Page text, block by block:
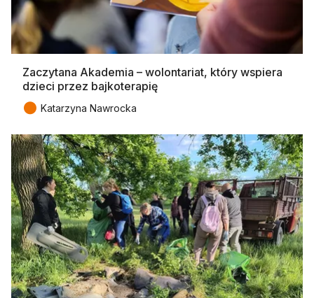
Zaczytana Akademia – wolontariat, który wspiera
dzieci przez bajkoterapię
● Katarzyna Nawrocka